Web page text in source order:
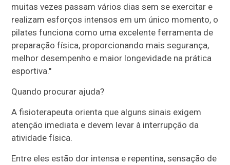
muitas vezes passam vários dias sem se exercitar e
realizam esforços intensos em um único momento, o
pilates funciona como uma excelente ferramenta de
preparação física, proporcionando mais segurança,
melhor desempenho e maior longevidade na prática
esportiva."
Quando procurar ajuda?
A fisioterapeuta orienta que alguns sinais exigem
atenção imediata e devem levar à interrupção da
atividade física.
Entre eles estão dor intensa e repentina, sensação de